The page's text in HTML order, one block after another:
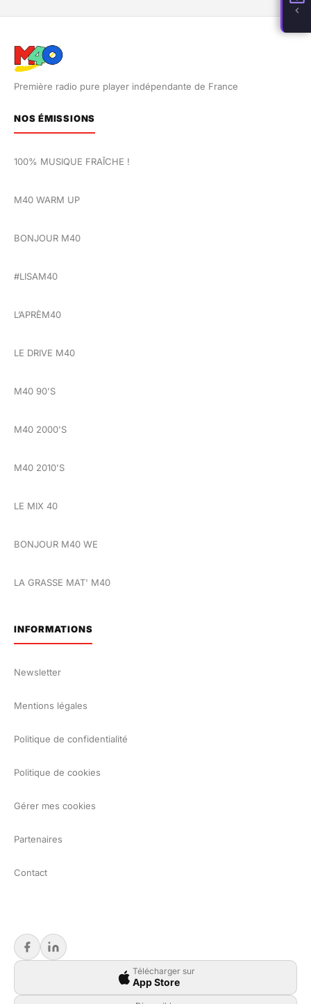
Première radio pure player indépendante de France
NOS ÉMISSIONS
100% MUSIQUE FRAÎCHE !
M40 WARM UP
BONJOUR M40
#LISAM40
L’APRÈM40
LE DRIVE M40
M40 90'S
M40 2000'S
M40 2010'S
LE MIX 40
BONJOUR M40 WE
LA GRASSE MAT' M40
INFORMATIONS
Newsletter
Mentions légales
Politique de confidentialité
Politique de cookies
Gérer mes cookies
Partenaires
Contact
Télécharger sur
App Store